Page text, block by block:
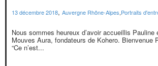
13 décembre 2018, Auvergne Rhône-Alpes,Portraits
Nous sommes heureux d’avoir accueillis Pauline
Mouves Aura, fondateurs de Kohero. Bienvenue
“Ce n’est...